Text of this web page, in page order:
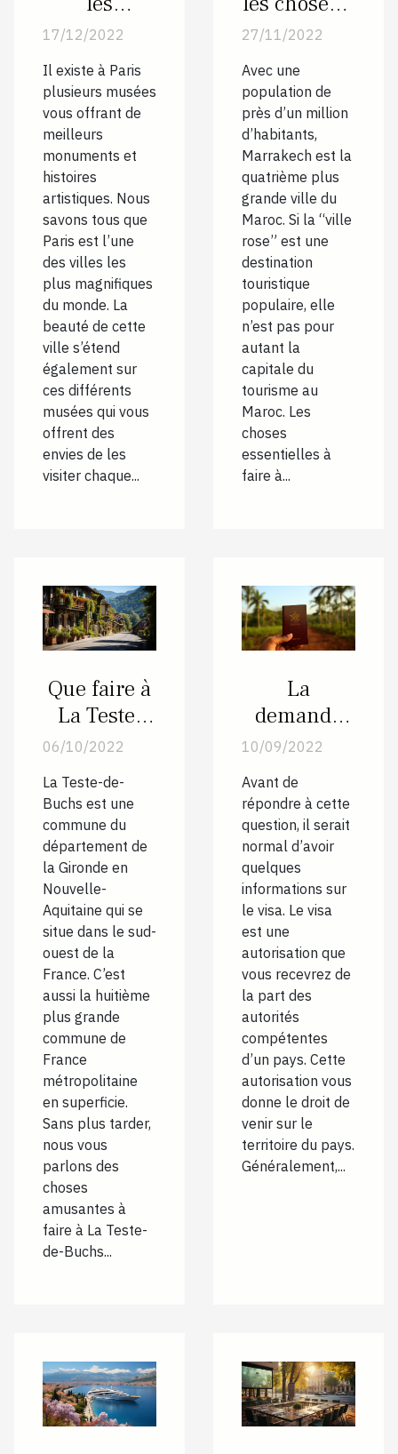
meilleurs
musées de
la ville
parisienne
?
17/12/2022
Il existe à Paris
plusieurs musées
vous offrant de
meilleurs
monuments et
histoires
artistiques. Nous
savons tous que
Paris est l’une
des villes les
plus magnifiques
du monde. La
beauté de cette
ville s’étend
également sur
ces différents
musées qui vous
offrent des
envies de les
visiter chaque...
faire
à
Marrakech
27/11/2022
Avec une
population de
près d’un million
d’habitants,
Marrakech est la
quatrième plus
grande ville du
Maroc. Si la “ville
rose” est une
destination
touristique
populaire, elle
n’est pas pour
autant la
capitale du
tourisme au
Maroc. Les
choses
essentielles à
faire à...
Que faire à
La Teste-
De-Buchs
lors de
votre
voyage ?
06/10/2022
La Teste-de-
Buchs est une
commune du
département de
la Gironde en
Nouvelle-
Aquitaine qui se
situe dans le sud-
ouest de la
France. C’est
aussi la huitième
plus grande
commune de
France
métropolitaine
en superficie.
Sans plus tarder,
nous vous
parlons des
choses
amusantes à
faire à La Teste-
de-Buchs...
La
demande
de visa est-
elle
obligatoire
pour entrer
sur le
territoire
togolais ?
10/09/2022
Avant de
répondre à cette
question, il serait
normal d’avoir
quelques
informations sur
le visa. Le visa
est une
autorisation que
vous recevrez de
la part des
autorités
compétentes
d’un pays. Cette
autorisation vous
donne le droit de
venir sur le
territoire du pays.
Généralement,...